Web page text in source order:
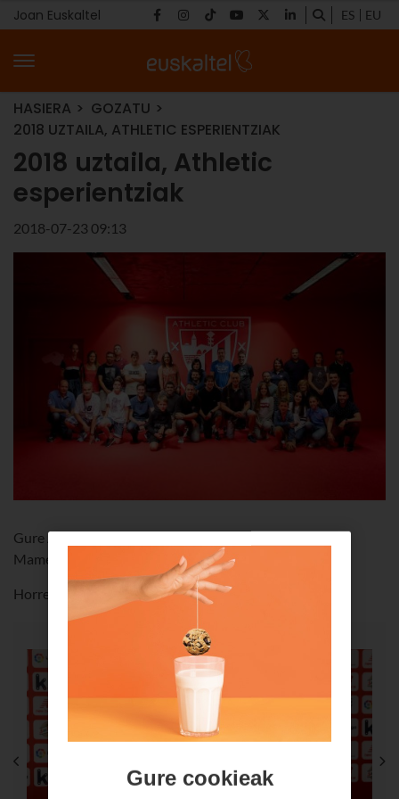
Joan Euskaltel ES EU
HASIERA
GOZATU
2018 UZTAILA, ATHLETIC ESPERIENTZIAK
2018 uztaila, Athletic
esperientziak
2018-07-23 09:13
Gure Athletic esperientziaren zozketako irabazleek San
Mames, Ibaigane eta Lezamaz gozatu zuten.
Horrela gozatu zuten egun zuri-gorri onenaz ?
Gure cookieak